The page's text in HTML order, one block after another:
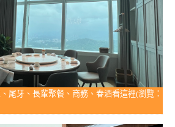
尾牙、長輩聚餐、商務、春酒看這裡(瀏覽：